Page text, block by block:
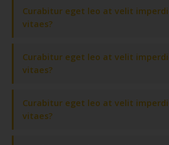
Curabitur eget leo at velit
vitaes?
Curabitur eget leo at velit
vitaes?
Curabitur eget leo at velit
vitaes?